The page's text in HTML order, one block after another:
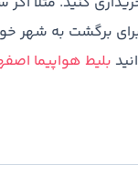
برگشت به شهر
بلیط هواپیما